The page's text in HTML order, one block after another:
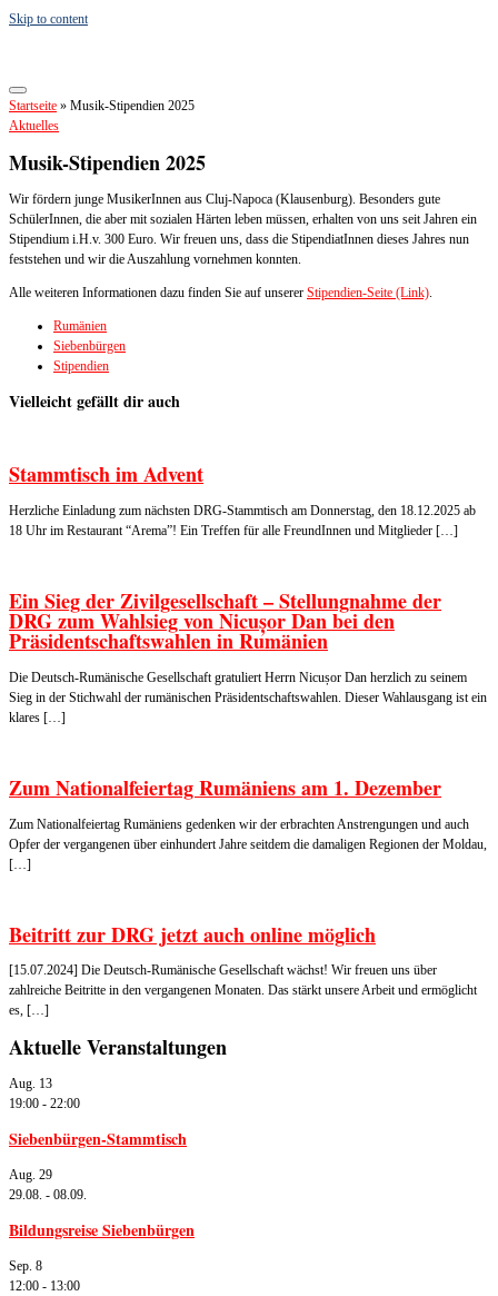
Skip to content
Startseite » Musik-Stipendien 2025
Aktuelles
Musik-Stipendien 2025
Wir fördern junge MusikerInnen aus Cluj-Napoca (Klausenburg). Besonders gute
SchülerInnen, die aber mit sozialen Härten leben müssen, erhalten von uns seit Jahren ein
Stipendium i.H.v. 300 Euro. Wir freuen uns, dass die StipendiatInnen dieses Jahres nun
feststehen und wir die Auszahlung vornehmen konnten.
Alle weiteren Informationen dazu finden Sie auf unserer Stipendien-Seite (Link).
Rumänien
Siebenbürgen
Stipendien
Vielleicht gefällt dir auch
Stammtisch im Advent
Herzliche Einladung zum nächsten DRG-Stammtisch am Donnerstag, den 18.12.2025 ab
18 Uhr im Restaurant “Arema”! Ein Treffen für alle FreundInnen und Mitglieder […]
Ein Sieg der Zivilgesellschaft – Stellungnahme der
DRG zum Wahlsieg von Nicușor Dan bei den
Präsidentschaftswahlen in Rumänien
Die Deutsch-Rumänische Gesellschaft gratuliert Herrn Nicușor Dan herzlich zu seinem
Sieg in der Stichwahl der rumänischen Präsidentschaftswahlen. Dieser Wahlausgang ist ein
klares […]
Zum Nationalfeiertag Rumäniens am 1. Dezember
Zum Nationalfeiertag Rumäniens gedenken wir der erbrachten Anstrengungen und auch
Opfer der vergangenen über einhundert Jahre seitdem die damaligen Regionen der Moldau,
[…]
Beitritt zur DRG jetzt auch online möglich
[15.07.2024] Die Deutsch-Rumänische Gesellschaft wächst! Wir freuen uns über
zahlreiche Beitritte in den vergangenen Monaten. Das stärkt unsere Arbeit und ermöglicht
es, […]
Aktuelle Veranstaltungen
Aug. 13
19:00 - 22:00
Siebenbürgen-Stammtisch
Aug. 29
29.08. - 08.09.
Bildungsreise Siebenbürgen
Sep. 8
12:00 - 13:00